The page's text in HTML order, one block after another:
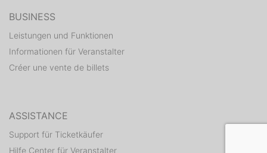
BUSINESS
Leistungen und Funktionen
Informationen für Veranstalter
Créer une vente de billets
ASSISTANCE
Support für Ticketkäufer
Hilfe Center für Veranstalter